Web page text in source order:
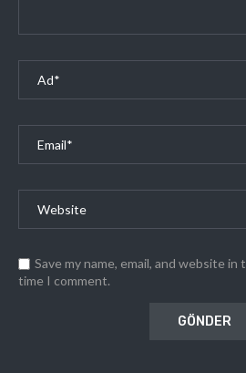
Save my name, email, and website
time I comment.